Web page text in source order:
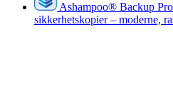
Ashampoo® Backup
sikkerhetskopier – moderne,